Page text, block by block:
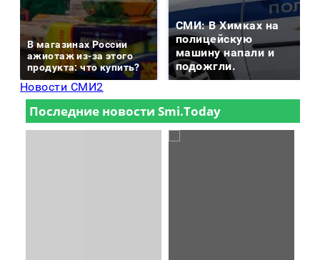
В магазинах России
ажиотаж из-за этого
продукта: что купить?
СМИ: В Химках на
полицейскую
машину напали и
подожгли.
Новости СМИ2